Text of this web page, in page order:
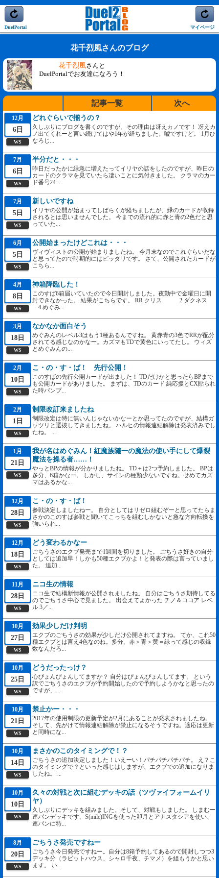
DuelPortal マイページ
花千烈風さんのブログ
花千烈風さんと
DuelPortalでお友達になろう！
記事一覧 次へ
12月
6日
WS
どれぐらいで揃うの？
久しぶりにブログを書くのですが、その理由は冴えカノです！ 冴えカ
ノ出てくれーと言い続けてはや1年が経ちました。嘘ですけど。 1月ひ
なろじ...
7月
6日
WS
半分だと・・・
昨日だったかに緑急に増えたってイリヤの話をしたのですが、昨日の
カードのクラマを見ていたら凄いことに気付きました。 クラマのカー
ド番号24...
7月
5日
WS
新しいですね
イリヤの公開が始まってしばらくが経ちましたが、緑のカードが収録
されるとは思いませんでした。 今までの流れ的に赤と青の2色だと思
っていた...
6月
5日
WS
公開始まったけどこれは・・・
ヴィヴィストの公開が始まりましたね。 今月末なのでこれぐらいだな
と思ってたので時期的にはピッタリです。 さて、公開されたカードが
こちら...
4月
8日
WS
神箱降臨した！
このすば6箱届いていたので今日開封しました。夜勤中で金曜日に開
封できなかった。 結果がこちらです。 RR クリス 2 ダクネス
4 めぐみ...
3月
18日
WS
なかなか面白そう
めぐみんのレベル3はもう1種あるんですね。 黄赤青の3色でRRが配分
されてる感じなのかなー。カズマもTDで黄色にいってたし。 ウィズ
とめぐみんの...
2月
10日
WS
こ・の・す・ば！ 先行公開！
このすばの先行公開カードが出ました！ TDだけかと思ったらBPまで
も公開カードがありました。 まずは、TDのカード 純応援とCX貼られ
た時パンプ...
2月
1日
WS
制限改訂来ましたね
制限改定は特に無いんじゃないかなーとか思ってたのですが、結構ガ
ッツリと選抜してきましたね。 ハルヒの情報連結解除は発表済みでし
たね。 ...
1月
21日
WS
我が名はめぐみん！紅魔族随一の魔法の使い手にして爆裂
魔法を操る者……！
やっとBPの情報が分かりましたね。 TD＋は2つ予約しました。 BPは
多分、6箱かなー。 しかし、サインの種類少ないですね。せめてカズ
マはあるかな...
12月
28日
WS
こ・の・す・ば！
参戦決定しましたねー。 自分としてはリゼロ組むぞーと思ってたらま
さかのこのすば参戦と聞いてこっちを組むしかないと急な方向転換を
強いられ...
12月
18日
WS
どう変わるかなー
ごちうさのエクブ発売まで1週間を切りました。 ごちうさ好きの自分
としては追加早！しかも50種エクブかよ！と発表の際は言っていまし
た。 追加...
11月
28日
WS
ニコ生の情報
ニコ生で結構新情報が公開されましたね。 自分はごちうさ期待してる
のでごちうさ中心で見ました。 出会えてよかった チノ＆ココア レベ
ル 3／...
10月
27日
WS
効果少しだけ判明
エクブのごちうさの効果が少しだけ公開されてますね。 てか、これ50
種エクブとは言え4色なのね。多分、赤＞青＞黄＝緑って感じの収録
数なんだろ...
10月
25日
WS
どうだったっけ？
心ぴょんぴょんしてますか？ 自分はぴょんぴょんしてます。 という
訳でごちうさのエクブが予約開始したので予約しようかなと思ったの
ですが、...
10月
21日
WS
禁止かー・・・
2017年の使用制限の更新予定が2月にあることが発表されましたね。
そして、先がけて情報連結解除が禁止になるそうですね。適応は更新
と同時にな...
10月
14日
WS
まさかのこのタイミングで！？
ごちうさの追加決定しました！いえーい！パチパチパチパチ。 え？こ
のタイミングで？といった感じはしますが、エクブでの追加になりま
したね。 ...
10月
10日
WS
久々の対戦と次に組むデッキの話（ツヴァイフォームイリ
ヤ）
久しぶりにデッキを組みました。そして、対戦もしました。 しまむー
連パンデッキです。S(mile)INGを使った卯月とアナスタシアを使い、
連パンに特...
8月
20日
WS
ごちうさ発売ですねー
ごちうさ今日発売ですねー。自分は8箱予約してあるので開封しつつ3
デッキ分（ラビットハウス、シャロ千夜、チマメ）を組もうかと思い
ます。 い...